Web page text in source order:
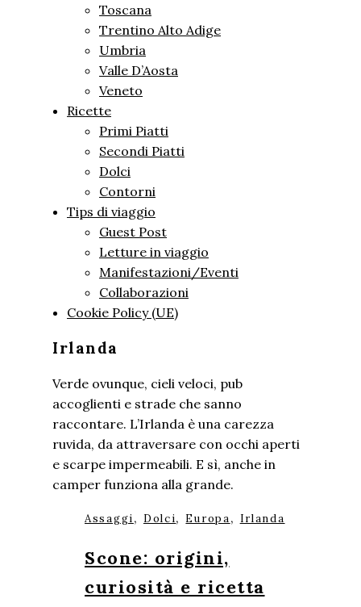
Toscana
Trentino Alto Adige
Umbria
Valle D’Aosta
Veneto
Ricette
Primi Piatti
Secondi Piatti
Dolci
Contorni
Tips di viaggio
Guest Post
Letture in viaggio
Manifestazioni/Eventi
Collaborazioni
Cookie Policy (UE)
Irlanda
Verde ovunque, cieli veloci, pub
accoglienti e strade che sanno
raccontare. L’Irlanda è una carezza
ruvida, da attraversare con occhi aperti
e scarpe impermeabili. E sì, anche in
camper funziona alla grande.
Assaggi, Dolci, Europa, Irlanda
Scone: origini,
curiosità e ricetta